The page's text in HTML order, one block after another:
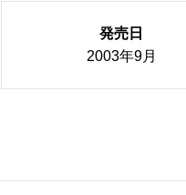
発売日
2003年9月